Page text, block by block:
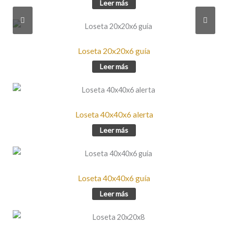
Leer más
Loseta 20x20x6 guía
Leer más
Loseta 40x40x6 alerta
Leer más
Loseta 40x40x6 guía
Leer más